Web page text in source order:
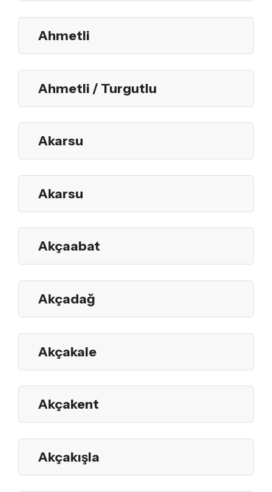
Ahmetli
Ahmetli / Turgutlu
Akarsu
Akarsu
Akçaabat
Akçadağ
Akçakale
Akçakent
Akçakışla